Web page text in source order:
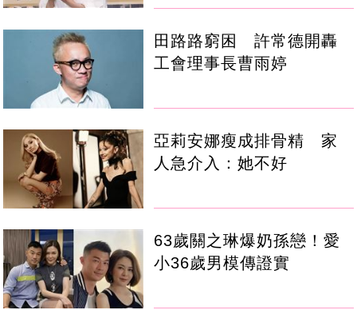
田路路窮困 許常德開轟
工會理事長曹雨婷
亞莉安娜瘦成排骨精 家
人急介入：她不好
63歲關之琳爆奶孫戀！愛
小36歲男模傳證實